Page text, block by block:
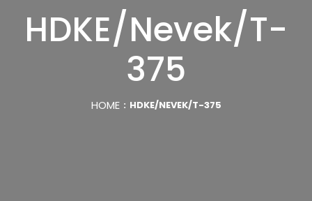
HDKE/Nevek/T-
375
HOME HDKE/NEVEK/T-375